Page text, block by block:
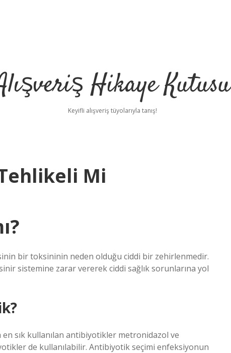
Hikaye Kutusu
Keyifli alışveriş tüyolarıyla tanış!
Mi
bir toksininin neden olduğu ciddi bir zehirlenmedir.
sistemine zarar vererek ciddi sağlık sorunlarına yol
sık kullanılan antibiyotikler metronidazol ve
de kullanılabilir. Antibiyotik seçimi enfeksiyonun